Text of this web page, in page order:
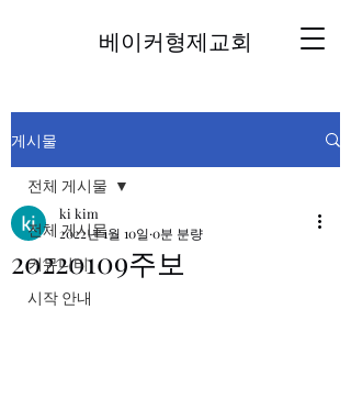
베이커형제교회
게시물
전체 게시물
커뮤니티
시작 안내
전체 게시물
20220109주보
ki kim
2022년 1월 10일 0분 분량